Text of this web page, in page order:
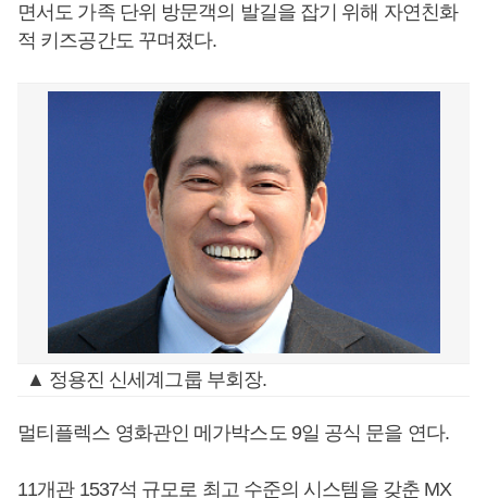
면서도 가족 단위 방문객의 발길을 잡기 위해 자연친화
적 키즈공간도 꾸며졌다.
▲ 정용진 신세계그룹 부회장.
멀티플렉스 영화관인 메가박스도 9일 공식 문을 연다.
11개관 1537석 규모로 최고 수준의 시스템을 갖춘 MX